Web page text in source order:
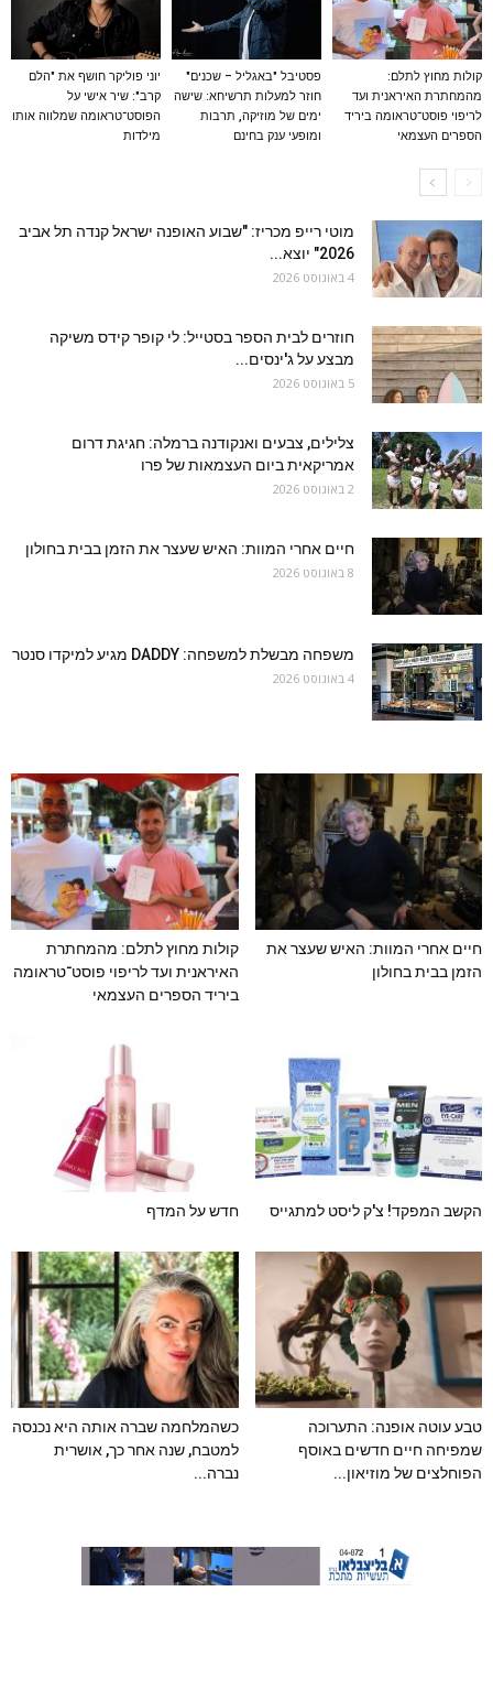
קולות מחוץ לתלם:
מהמחתרת האיראנית ועד
לריפוי פוסט־טראומה ביריד
הספרים העצמאי
פסטיבל "באגליל – שכנים"
חוזר למעלות תרשיחא: שישה
ימים של מוזיקה, תרבות
ומופעי ענק בחינם
יוני פוליקר חושף את "הלם
קרב": שיר אישי על
הפוסט־טראומה שמלווה אותו
מילדות
מוטי רייפ מכריז: "שבוע האופנה ישראל קנדה תל אביב
2026" יוצא...
4 באוגוסט 2026
חוזרים לבית הספר בסטייל: לי קופר קידס משיקה
מבצע על ג'ינסים...
5 באוגוסט 2026
צלילים, צבעים ואנקודנה ברמלה: חגיגת דרום
אמריקאית ביום העצמאות של פרו
2 באוגוסט 2026
חיים אחרי המוות: האיש שעצר את הזמן בבית בחולון
8 באוגוסט 2026
משפחה מבשלת למשפחה: DADDY מגיע למיקדו סנטר
4 באוגוסט 2026
חיים אחרי המוות: האיש שעצר את
הזמן בבית בחולון
קולות מחוץ לתלם: מהמחתרת
האיראנית ועד לריפוי פוסט־טראומה
ביריד הספרים העצמאי
הקשב המפקד! צ'ק ליסט למתגייס חדש על המדף
טבע עוטה אופנה: התערוכה
שמפיחה חיים חדשים באוסף
הפוחלצים של מוזיאון...
כשהמלחמה שברה אותה היא נכנסה
למטבח, שנה אחר כך, אושרית
נברה...